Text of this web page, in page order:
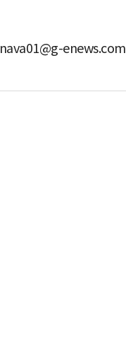
enews.com